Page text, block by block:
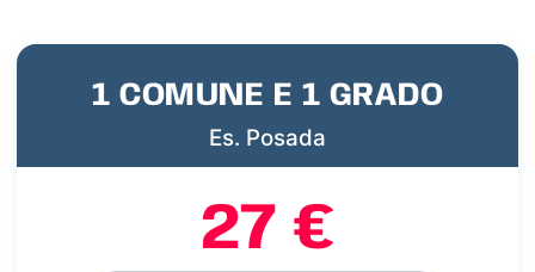
1 COMUNE E 1 GRADO
Es. Posada
27 €